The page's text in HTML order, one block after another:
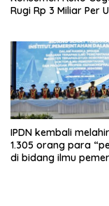
Rugi Rp 3 Miliar Per
IPDN kembali
1.305 orang para
di bidang ilmu